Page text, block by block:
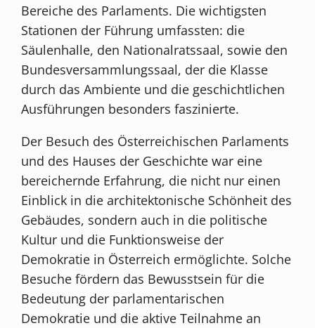
Bereiche des Parlaments. Die wichtigsten
Stationen der Führung umfassten: die
Säulenhalle, den Nationalratssaal, sowie den
Bundesversammlungssaal, der die Klasse
durch das Ambiente und die geschichtlichen
Ausführungen besonders faszinierte.
Der Besuch des Österreichischen Parlaments
und des Hauses der Geschichte war eine
bereichernde Erfahrung, die nicht nur einen
Einblick in die architektonische Schönheit des
Gebäudes, sondern auch in die politische
Kultur und die Funktionsweise der
Demokratie in Österreich ermöglichte. Solche
Besuche fördern das Bewusstsein für die
Bedeutung der parlamentarischen
Demokratie und die aktive Teilnahme an